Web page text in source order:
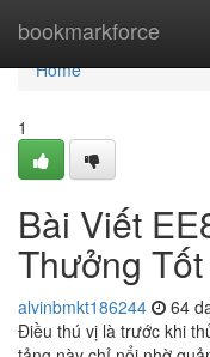
bookmarkforce
Home
Home
1
Bài Viết
Thưởng
alvinbmkt186244 64
Điều thú vị là trước khi